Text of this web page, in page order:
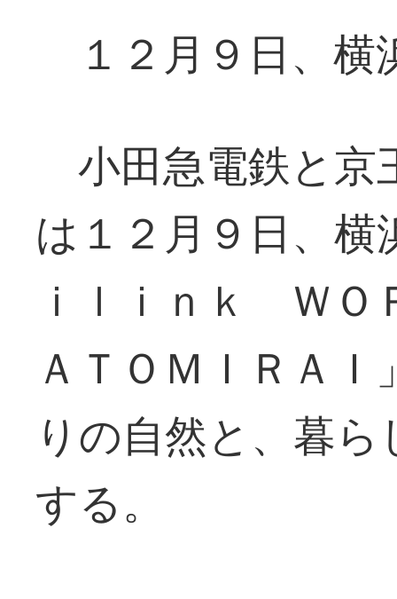
１２月９日、横
小田急電鉄と京
は１２月９日、
ｉｌｉｎｋ Ｗ
ＡＴＯＭＩＲＡ
りの自然と、暮
する。